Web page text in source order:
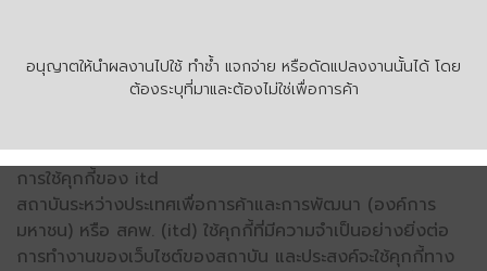
อนุญาตให้นำผลงานไปใช้ ทำซ้ำ แจกจ่าย หรือดัดแปลงงานนั้นได้ โดย
ต้องระบุที่มาและต้องไม่ใช่เพื่อการค้า
การใช้คุกกี้ของ itd
สถาบันระหว่างประเทศเพื่อการค้าและการพัฒนา (องค์การ
มหาชน) หรือ สคพ. (itd) ใช้คุกกี้ที่มีความจำเป็นอย่างยิ่งต่อ
การทำงานของเว็บไซต์ของสถาบัน และประสงค์จะใช้คุกกี้ทาง